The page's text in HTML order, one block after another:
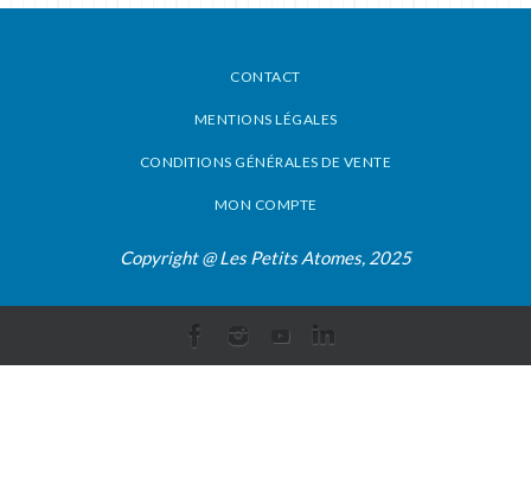
CONTACT
MENTIONS LÉGALES
CONDITIONS GÉNÉRALES DE VENTE
MON COMPTE
Copyright @ Les Petits Atomes, 2025